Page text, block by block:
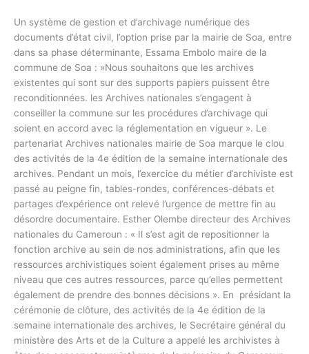
Un système de gestion et d’archivage numérique des
documents d’état civil, l’option prise par la mairie de Soa, entre
dans sa phase déterminante, Essama Embolo maire de la
commune de Soa : »Nous souhaitons que les archives
existentes qui sont sur des supports papiers puissent être
reconditionnées. les Archives nationales s’engagent à
conseiller la commune sur les procédures d’archivage qui
soient en accord avec la réglementation en vigueur ». Le
partenariat Archives nationales mairie de Soa marque le clou
des activités de la 4e édition de la semaine internationale des
archives. Pendant un mois, l’exercice du métier d’archiviste est
passé au peigne fin, tables-rondes, conférences-débats et
partages d’expérience ont relevé l’urgence de mettre fin au
désordre documentaire. Esther Olembe directeur des Archives
nationales du Cameroun : « Il s’est agit de repositionner la
fonction archive au sein de nos administrations, afin que les
ressources archivistiques soient également prises au même
niveau que ces autres ressources, parce qu’elles permettent
également de prendre des bonnes décisions ». En présidant la
cérémonie de clôture, des activités de la 4e édition de la
semaine internationale des archives, le Secrétaire général du
ministère des Arts et de la Culture a appelé les archivistes à